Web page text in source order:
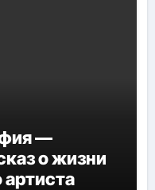
—
о жизни
артиста